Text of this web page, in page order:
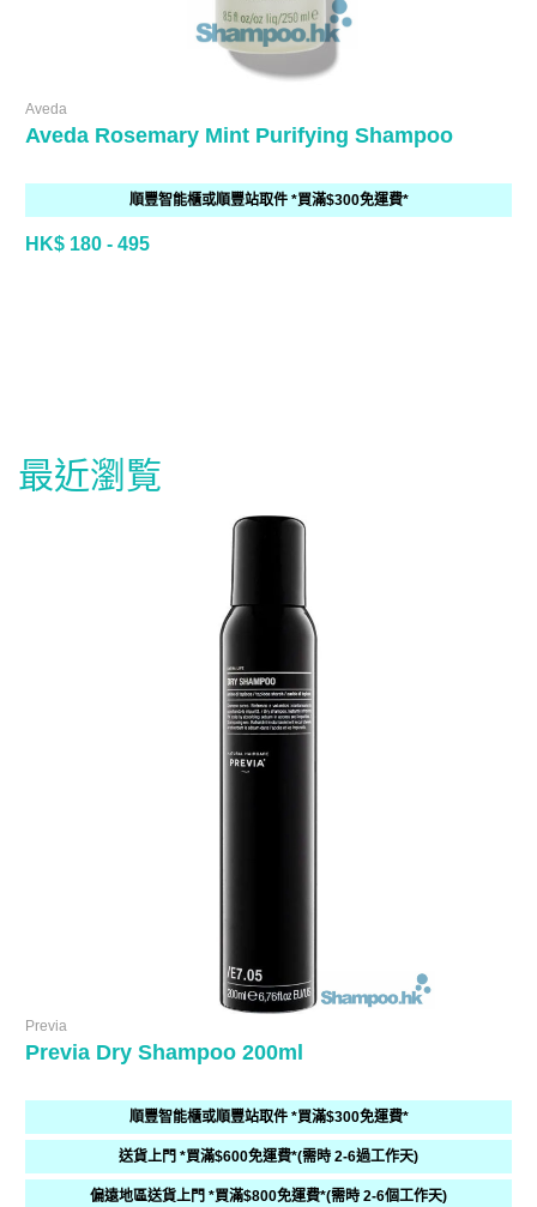
Aveda
Aveda Rosemary Mint Purifying Shampoo
順豐智能櫃或順豐站取件 *買滿$300免運費*
HK$ 180 - 495
最近瀏覧
Previa
Previa Dry Shampoo 200ml
順豐智能櫃或順豐站取件 *買滿$300免運費*
送貨上門 *買滿$600免運費*(需時 2-6過工作天)
偏遠地區送貨上門 *買滿$800免運費*(需時 2-6個工作天)